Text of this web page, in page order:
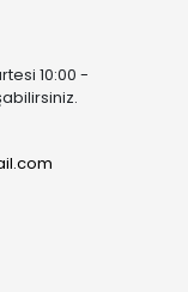
10:00 -